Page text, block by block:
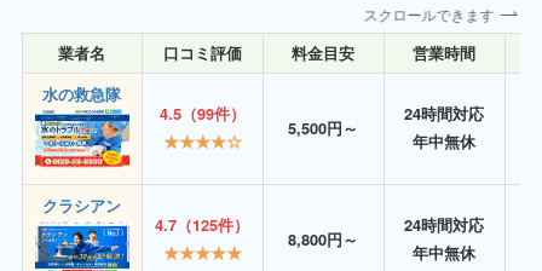
スクロールできます
業者名 口コミ評価 料金目安 営業時間
水の救急隊
4.5（99件）
★★★★☆
5,500円～
24時間対応
年中無休
クラシアン
4.7（125件）
★★★★★
8,800円～
24時間対応
年中無休